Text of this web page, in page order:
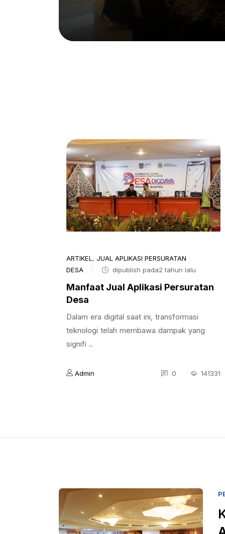
ARTIKEL , JUAL APLIKASI PERSURATAN
DESA
dipublish pada2 tahun lalu
Manfaat Jual Aplikasi Persuratan
Desa
Dalam era digital saat ini, transformasi
teknologi telah membawa dampak yang
signifi ..
Admin 0 141331